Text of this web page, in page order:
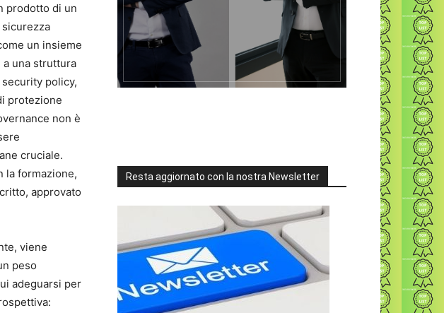
prodotto di un
un insieme
una struttura
policy,
protezione
non è
cruciale.
la formazione,
approvato
viene
peso
adeguarsi per
Resta aggiornato con la nostra Newsletter